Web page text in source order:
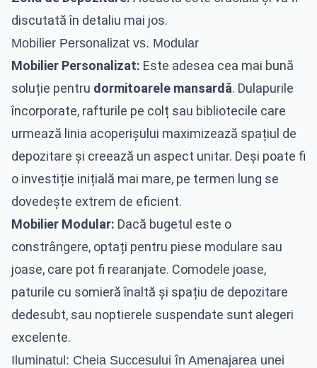
discutată în detaliu mai jos.
Mobilier Personalizat vs. Modular
Mobilier Personalizat: Este adesea cea mai bună
soluție pentru dormitoarele mansardă. Dulapurile
încorporate, rafturile pe colț sau bibliotecile care
urmează linia acoperișului maximizează spațiul de
depozitare și creează un aspect unitar. Deși poate fi
o investiție inițială mai mare, pe termen lung se
dovedește extrem de eficient.
Mobilier Modular: Dacă bugetul este o
constrângere, optați pentru piese modulare sau
joase, care pot fi rearanjate. Comodele joase,
paturile cu somieră înaltă și spațiu de depozitare
dedesubt, sau noptierele suspendate sunt alegeri
excelente.
Iluminatul: Cheia Succesului în Amenajarea unei